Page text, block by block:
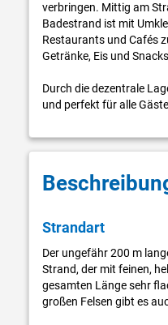
verbringen. Mittig am
Badestrand ist mit
Restaurants und Cafés
Getränke, Eis und
Durch die dezentrale
und perfekt für alle
Strandart
Der ungefähr 200 m
Strand, der mit feinen,
gesamten Länge sehr
großen Felsen gibt es